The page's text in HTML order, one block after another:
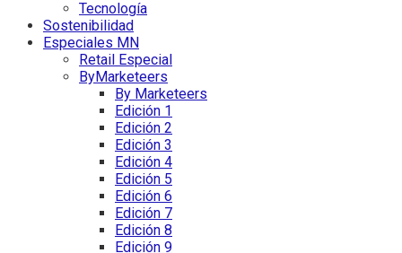
Tecnología
Sostenibilidad
Especiales MN
Retail Especial
ByMarketeers
By Marketeers
Edición 1
Edición 2
Edición 3
Edición 4
Edición 5
Edición 6
Edición 7
Edición 8
Edición 9